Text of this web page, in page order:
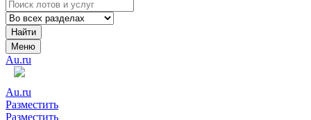
Найти
Меню
Au.ru
Au.ru
Разместить
Разместить